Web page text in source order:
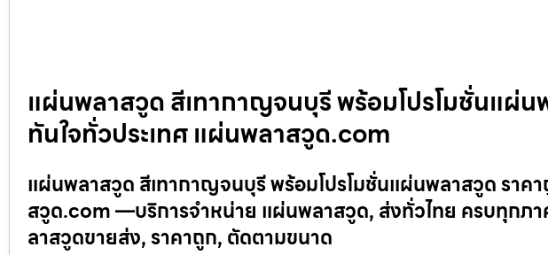
แผ่นพลาสวูด สีเทากาญจนบุรี พร้อมโปรโมชั่นแผ่
ทันใจทั่วประเทศ แผ่นพลาสวูด.com
แผ่นพลาสวูด สีเทากาญจนบุรี พร้อมโปรโมชั่นแผ่นพลาสวูด ราค
สวูด.com —บริการจำหน่าย แผ่นพลาสวูด, ส่งทั่วไทย ครบทุกภ
ลาสวูดขายส่ง, ราคาถูก, ตัดตามขนาด